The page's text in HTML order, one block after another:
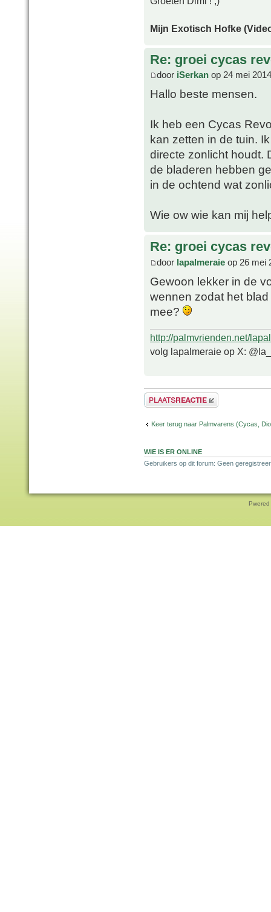
Mijn Exotisch Hofke
Re: groei cycas
door iSerkan op 24 mei
Hallo beste mensen.
Ik heb een Cycas
kan zetten in de tuin.
directe zonlicht houdt.
de bladeren hebben
in de ochtend wat
Wie ow wie kan mij
Re: groei cycas
door lapalmeraie op 26 mei
Gewoon lekker in de
wennen zodat het
mee?
http://palmvrienden.net/
volg lapalmeraie op X:
Plaats een reactie
Keer terug naar Palmvarens (Cycas,
WIE IS ER ONLINE
Gebruikers op dit forum: Geen